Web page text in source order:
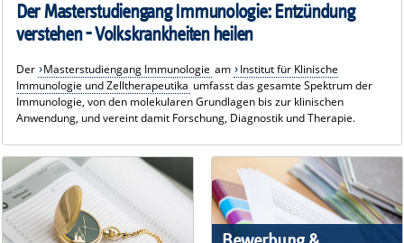
Der Masterstudiengang Immunologie: Entzündung
verstehen - Volkskrankheiten heilen
Der Masterstudiengang Immunologie am
Institut für Klinische
Immunologie und Zelltherapeutika umfasst das gesamte Spektrum der
Immunologie, von den molekularen Grundlagen bis zur klinischen
Anwendung, und vereint damit Forschung, Diagnostik und Therapie.